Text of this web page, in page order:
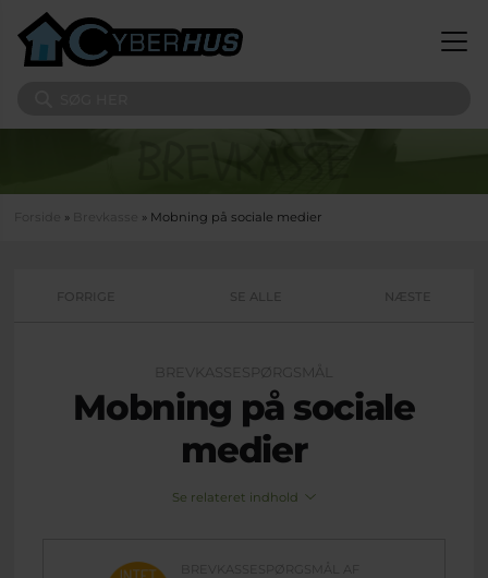
Du er her
» Brevkasse » Mobning på sociale medier
FORRIGE SE ALLE NÆSTE
BREVKASSESPØRGSMÅL
Mobning på sociale
medier
Se relateret indhold
BREVKASSESPØRGSMÅL AF